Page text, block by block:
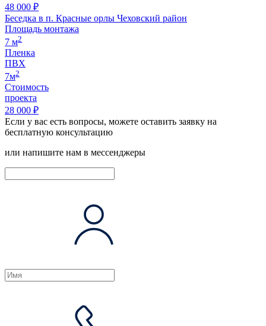
48 000 ₽
Беседка в п. Красные орлы Чеховский район
Площадь монтажа
7 м2
Пленка
ПВХ
7м2
Стоимость
проекта
28 000 ₽
Если у вас есть вопросы, можете оставить заявку на
бесплатную консультацию
или напишите нам в мессенджеры